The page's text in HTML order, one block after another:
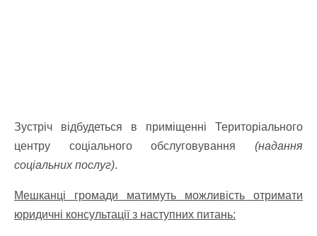
Зустріч відбудеться в приміщенні Територіального
центру соціального обслуговування (надання
соціальних послуг).
Мешканці громади матимуть можливість отримати
юридичні консультації з наступних питань: